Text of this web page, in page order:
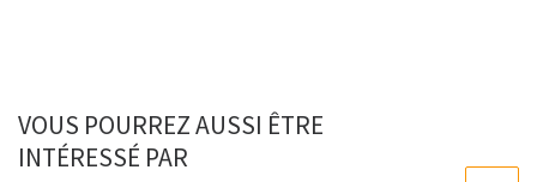
VOUS POURREZ AUSSI ÊTRE
INTÉRESSÉ PAR